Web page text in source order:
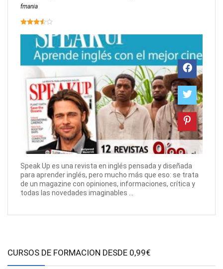
fmania
Speak Up es una revista en inglés pensada y diseñada
para aprender inglés, pero mucho más que eso: se trata
de un magazine con opiniones, informaciones, crítica y
todas las novedades imaginables ...
CURSOS DE FORMACION DESDE 0,99€